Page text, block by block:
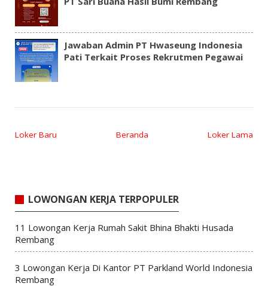
Jawaban Admin PT Hwaseung Indonesia
Pati Terkait Proses Rekrutmen Pegawai
Loker Baru Loker Lama
Beranda
LOWONGAN KERJA TERPOPULER
11 Lowongan Kerja Rumah Sakit Bhina Bhakti Husada
Rembang
3 Lowongan Kerja Di Kantor PT Parkland World Indonesia
Rembang